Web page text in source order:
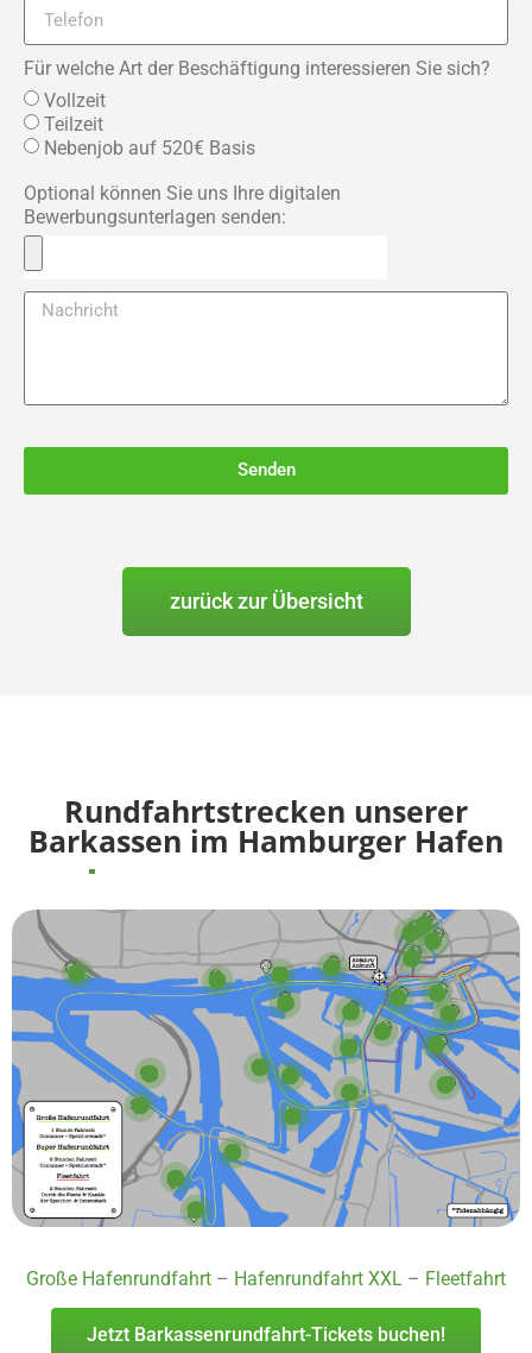
Für welche Art der Beschäftigung interessieren Sie sich?
Vollzeit
Teilzeit
Nebenjob auf 520€ Basis
Optional können Sie uns Ihre digitalen
Bewerbungsunterlagen senden:
Senden
zurück zur Übersicht
Rundfahrtstrecken unserer
Barkassen im Hamburger Hafen
Große Hafenrundfahrt – Hafenrundfahrt XXL – Fleetfahrt
Jetzt Barkassenrundfahrt-Tickets buchen!